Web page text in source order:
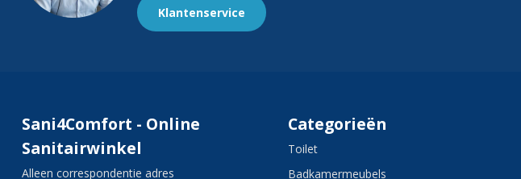
Klantenservice
Sani4Comfort - Online
Sanitairwinkel
Alleen correspondentie adres
Categorieën
Toilet
Badkamermeubels